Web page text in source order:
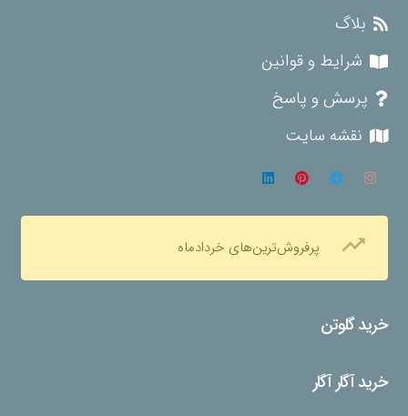
بلاگ
شرایط و قوانین
پرسش و پاسخ
نقشه سایت
trending_up پرفروش‌ترین‌های خردادماه
خرید گلوتن
خرید آگار آگار